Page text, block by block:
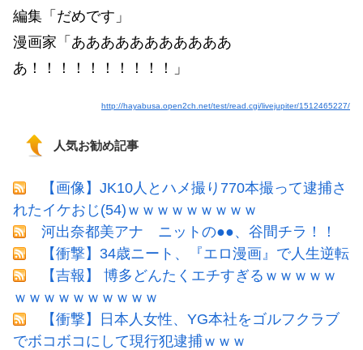
編集「だめです」
漫画家「あああああああああああ
あ！！！！！！！！！！」
http://hayabusa.open2ch.net/test/read.cgi/livejupiter/1512465227/
人気お勧め記事
【画像】JK10人とハメ撮り770本撮って逮捕さ
れたイケおじ(54)ｗｗｗｗｗｗｗｗｗ
河出奈都美アナ ニットの●●、谷間チラ！！
【衝撃】34歳ニート、『エロ漫画』で人生逆転
【吉報】 博多どんたくエチすぎるｗｗｗｗｗ
ｗｗｗｗｗｗｗｗｗｗ
【衝撃】日本人女性、YG本社をゴルフクラブ
でボコボコにして現行犯逮捕ｗｗｗ